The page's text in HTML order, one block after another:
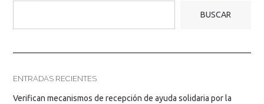
BUSCAR
ENTRADAS RECIENTES
Verifican mecanismos de recepción de ayuda solidaria por la